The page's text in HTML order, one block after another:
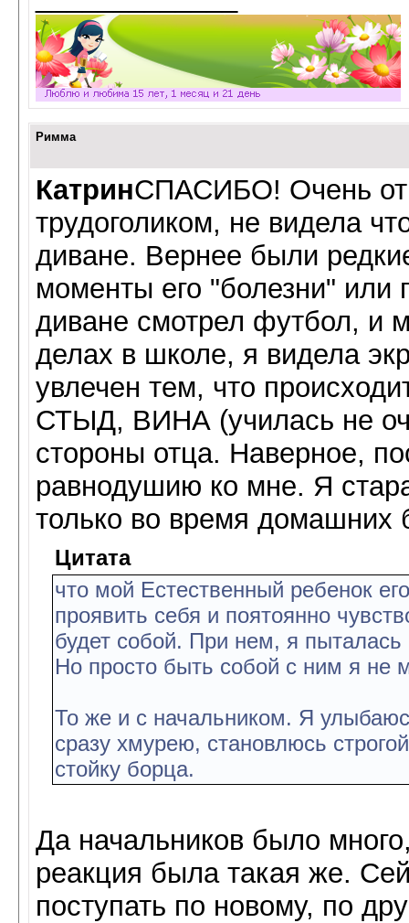
Римма
КатринСПАСИБО! Очень
трудоголиком, не видела
диване. Вернее были
моменты его "болезни" или
диване смотрел футбол, и
делах в школе, я видела
увлечен тем, что
СТЫД, ВИНА (училась не
стороны отца. Наверное,
равнодушию ко мне. Я
только во время домашних
Цитата
что мой Естественный ребенок
проявить себя и поятоянно
будет собой. При нем, я пыталась
Но просто быть собой с ним я не
То же и с начальником. Я
сразу хмурею, становлюсь
стойку борца.
Да начальников было
реакция была такая же.
поступать по новому, по